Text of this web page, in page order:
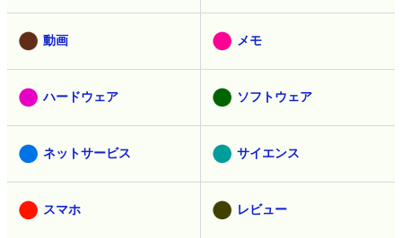
動画 メモ
ハードウェア ソフトウェア
ネットサービス サイエンス
スマホ レビュー